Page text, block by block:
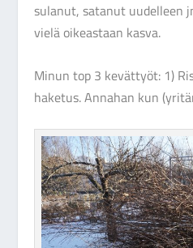
sulanut, satanut uudelleen
vielä oikeastaan kasva.
Minun top 3 kevättyöt: 1)
haketus. Annahan kun